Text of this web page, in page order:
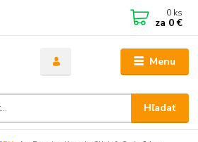
Menu
Hľadať
0 ks
za 0 €